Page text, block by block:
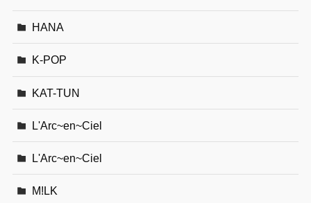
HANA
K-POP
KAT-TUN
L'Arc~en~Ciel
L'Arc~en~Ciel
M!LK